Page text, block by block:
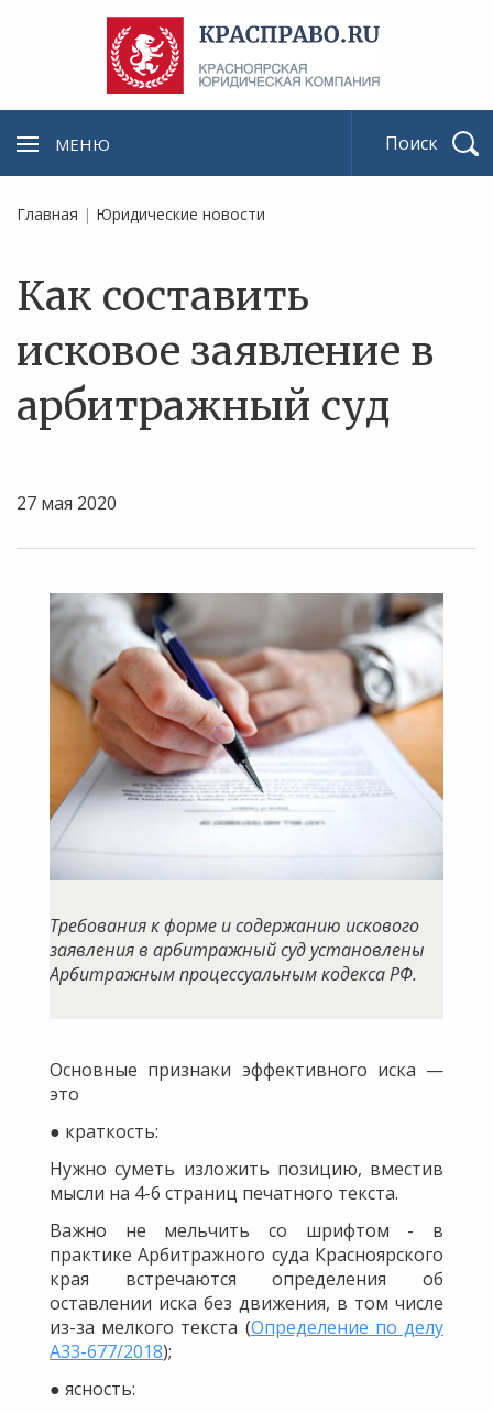
МЕНЮ
Главная | Юридические новости
Как составить
исковое заявление в
арбитражный суд
27 мая 2020
Требования к форме и содержанию искового
заявления в арбитражный суд установлены
Арбитражным процессуальным кодекса РФ.
Основные признаки эффективного иска —
это
● краткость:
Нужно суметь изложить позицию, вместив
мысли на 4-6 страниц печатного текста.
Важно не мельчить со шрифтом - в
практике Арбитражного суда Красноярского
края встречаются определения об
оставлении иска без движения, в том числе
из-за мелкого текста (Определение по делу
А33-677/2018);
● ясность: